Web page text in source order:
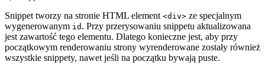
Snippet tworzy na stronie HTML element <div> ze specjalnym
wygenerowanym id . Przy przerysowaniu snippetu aktualizowana
jest zawartość tego elementu. Dlatego konieczne jest, aby przy
początkowym renderowaniu strony wyrenderowane zostały również
wszystkie snippety, nawet jeśli na początku bywają puste.